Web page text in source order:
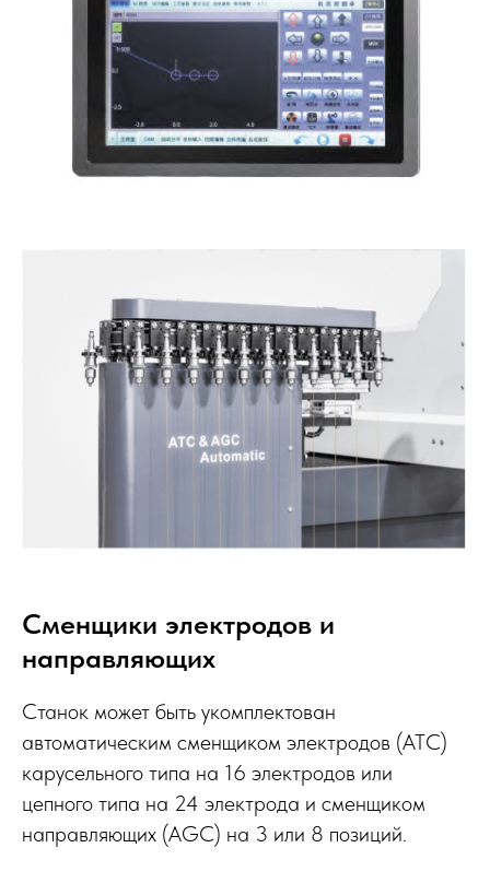
Сменщики электродов и
направляющих
Станок может быть укомплектован
автоматическим сменщиком электродов (ATC)
карусельного типа на 16 электродов или
цепного типа на 24 электрода и сменщиком
направляющих (AGC) на 3 или 8 позиций.